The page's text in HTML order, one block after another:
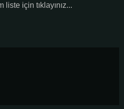
için tıklayınız...